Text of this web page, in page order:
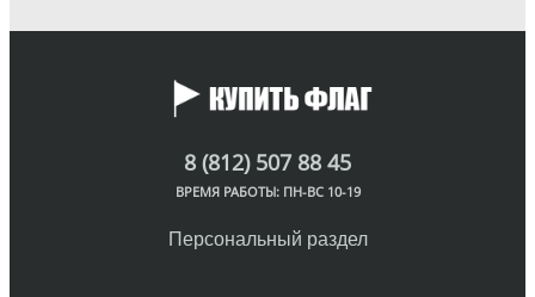
8 (812) 507 88 45
ВРЕМЯ РАБОТЫ: ПН-ВС 10-19
Персональный раздел